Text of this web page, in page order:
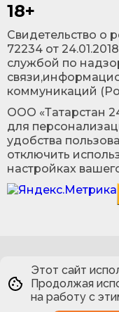
18+
Cвидетельство
72234 от
службой по
коммуникаций
ООО «Татарстан
для
удобства
отключить
настройках
Этот сайт
Продолжая
на работу с